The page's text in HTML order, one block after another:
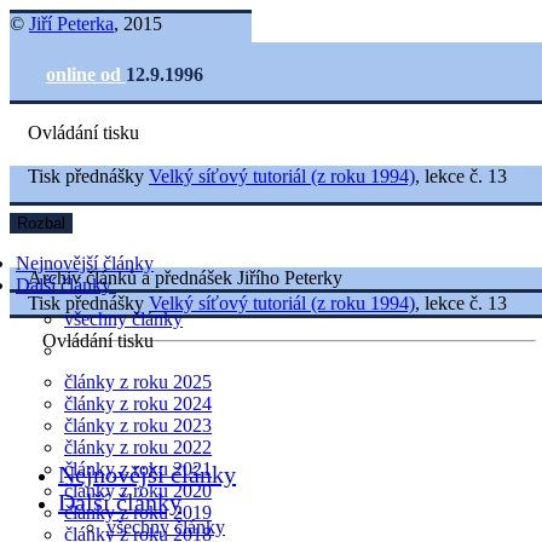
© Jiří Peterka, 2015
online od 12.9.1996
Ovládání tisku
Nejnovější články
Další články
všechny články
články z roku 2025
články z roku 2024
články z roku 2023
články z roku 2022
články z roku 2021
články z roku 2020
články z roku 2019
články z roku 2018
Tisk přednášky Velký síťový tutoriál (z roku 1994), lekce č. 13
Rozbal
Archiv článků a přednášek Jiřího Peterky
Tisk přednášky Velký síťový tutoriál (z roku 1994), lekce č. 13
Ovládání tisku
Nejnovější články
Další články
všechny články